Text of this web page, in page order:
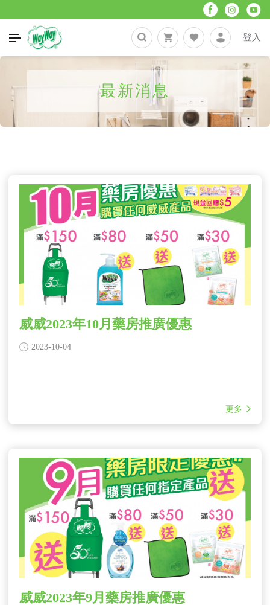
登入
最新消息
威威2023年10月藥房推廣優惠
2023-10-04
更多
威威2023年9月藥房推廣優惠